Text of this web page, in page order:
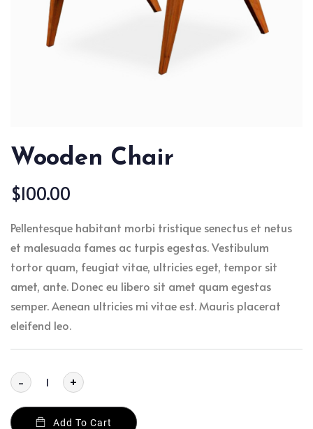
Wooden Chair
$100.00
Pellentesque habitant morbi tristique senectus et netus
et malesuada fames ac turpis egestas. Vestibulum
tortor quam, feugiat vitae, ultricies eget, tempor sit
amet, ante. Donec eu libero sit amet quam egestas
semper. Aenean ultricies mi vitae est. Mauris placerat
eleifend leo.
- +
Add To Cart